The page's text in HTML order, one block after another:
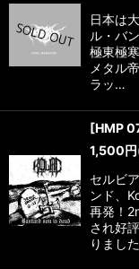
日本は
ル・バ
極東極
メタル
ラッ…
[HMP
1,500円
セルビ
ンド、
再発！
され好
りまし